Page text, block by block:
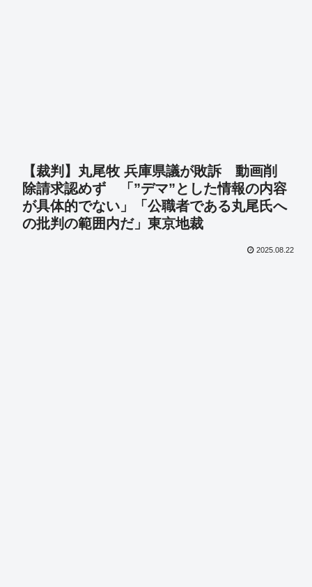
【裁判】丸尾牧 兵庫県議が敗訴 動画削
除請求認めず 「”デマ”とした情報の内容
が具体的でない」「公職者である丸尾氏へ
の批判の範囲内だ」東京地裁
2025.08.22